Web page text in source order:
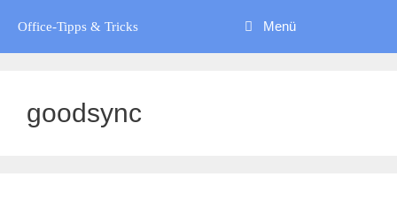
InhaltOffice-Tipps & Tricks Menü
goodsync